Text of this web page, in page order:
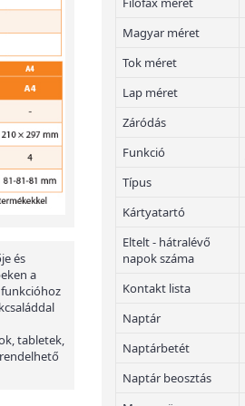
és
a
tabletek,
Magyar méret
Tok méret
Lap méret
Záródás
Funkció
Típus
Kártyatartó
Eltelt - hátralévő
napok száma
Kontakt lista
Naptár
Naptárbetét
Naptár beosztás